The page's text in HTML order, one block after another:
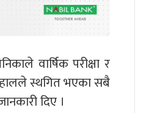
वार्षिक परीक्षा र
स्थगित भएका सबै
दिए ।